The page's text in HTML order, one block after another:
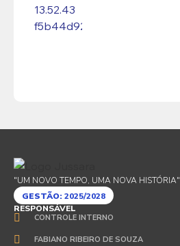
"UM NOVO TEMPO, UMA NOVA HISTÓRIA"
GESTÃO:2025/2028
RESPONSÁVEL
CONTROLE INTERNO
FABIANO RIBEIRO DE SOUZA